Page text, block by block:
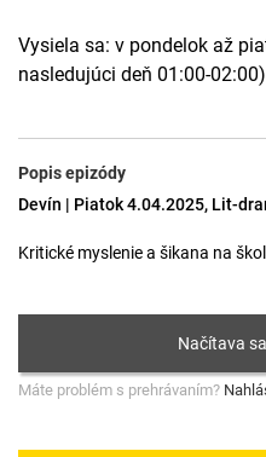
Vysiela sa: v pondelok až
nasledujúci deň 01:00-02:00)
Popis epizódy
Devín | Piatok 4.04.2025, Lit-
Kritické myslenie a šikana na
Máte problém s prehrávaním?